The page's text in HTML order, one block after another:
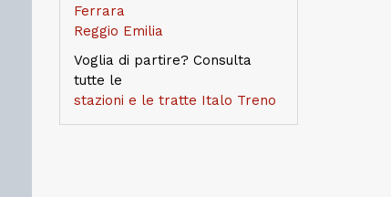
Ferrara
Reggio Emilia
Voglia di partire? Consulta
tutte le
stazioni e le tratte Italo Treno